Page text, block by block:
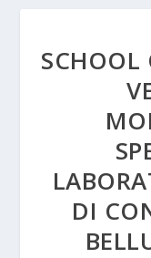
SCHOOL
DI